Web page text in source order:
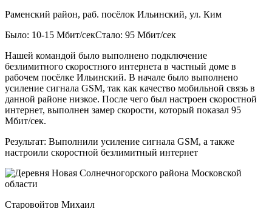
Раменский район, раб. посёлок Ильинский, ул. Ким
Было: 10-15 Мбит/секСтало: 95 Мбит/сек
Нашей командой было выполнено подключение
безлимитного скоростного интернета в частный доме в
рабочем посёлке Ильинский. В начале было выполнено
усиление сигнала GSM, так как качество мобильной связь в
данной районе низкое. После чего был настроен скоростной
интернет, выполнен замер скорости, который показал 95
Мбит/сек.
Результат: Выполнили усиление сигнала GSM, а также
настроили скоростной безлимитный интернет
Старовойтов Михаил